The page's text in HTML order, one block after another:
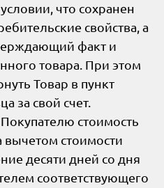
что сохранен
свойства, а
факт и
товара. При этом
Товар в пункт
за свой счет.
стоимость
вычетом стоимости
десяти дней со дня
соответствующего